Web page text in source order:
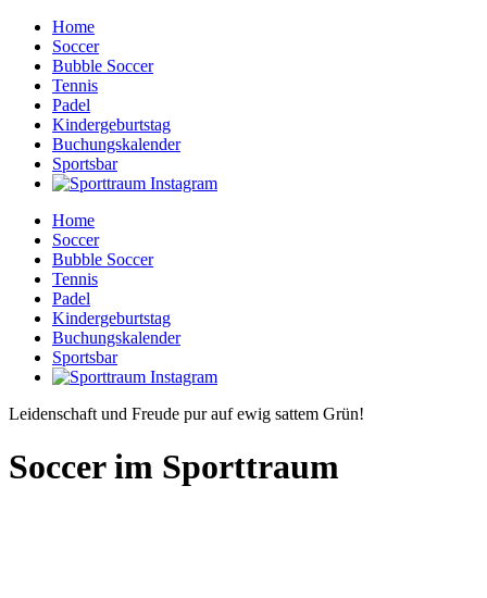
Home
Soccer
Bubble Soccer
Tennis
Padel
Kindergeburtstag
Buchungskalender
Sportsbar
Home
Soccer
Bubble Soccer
Tennis
Padel
Kindergeburtstag
Buchungskalender
Sportsbar
Leidenschaft und Freude pur auf ewig sattem Grün!
Soccer im Sporttraum